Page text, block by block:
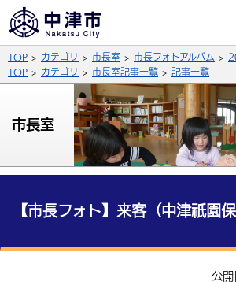
背景色
青
文字の大きさ
拡大 標準
公式SNS
X (Twitter)
サイト内検索
総合メニュー
保険・年
TOP カテゴリ 市長室 市長フォトアルバム
TOP
カテゴリ 市長室記事一覧 記事一覧
市長室
【市長フォト】来客（中津祇園
公